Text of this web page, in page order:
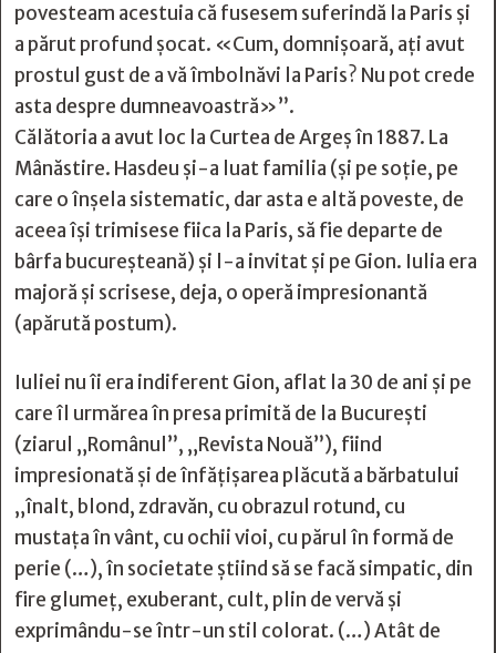
povesteam acestuia că fusesem suferindă la Paris și
a părut profund șocat. «Cum, domnișoară, ați avut
prostul gust de a vă îmbolnăvi la Paris? Nu pot crede
asta despre dumneavoastră»”.
Călătoria a avut loc la Curtea de Argeș în 1887. La
Mânăstire. Hasdeu și-a luat familia (și pe soție, pe
care o înșela sistematic, dar asta e altă poveste, de
aceea își trimisese fiica la Paris, să fie departe de
bârfa bucureșteană) și l-a invitat și pe Gion. Iulia era
majoră și scrisese, deja, o operă impresionantă
(apărută postum).
Iuliei nu îi era indiferent Gion, aflat la 30 de ani și pe
care îl urmărea în presa primită de la București
(ziarul „Românul”, „Revista Nouă”), fiind
impresionată și de înfățișarea plăcută a bărbatului
„înalt, blond, zdravăn, cu obrazul rotund, cu
mustața în vânt, cu ochii vioi, cu părul în formă de
perie (…), în societate știind să se facă simpatic, din
fire glumeț, exuberant, cult, plin de vervă și
exprimându-se într-un stil colorat. (…) Atât de